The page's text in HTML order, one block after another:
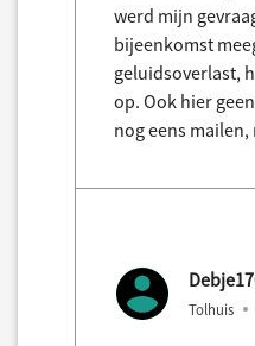
werd mijn
bijeenkomst
geluidsoverlast,
op. Ook hier
nog eens
Tolhuis